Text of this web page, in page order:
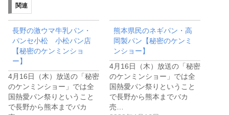
関連
長野の激ウマ牛乳パン・
パンセ小松 小松パン店
【秘密のケンミンショ
ー】
4月16日（木）放送の「秘密
のケンミンショー」では全
国熱愛パン祭りということ
で長野から熊本までバカ
熊本県民のネギパン・高
岡製パン【秘密のケンミ
ンショー】
4月16日（木）放送の「秘密
のケンミンショー」では全
国熱愛パン祭りということ
で長野から熊本までバカ
売…